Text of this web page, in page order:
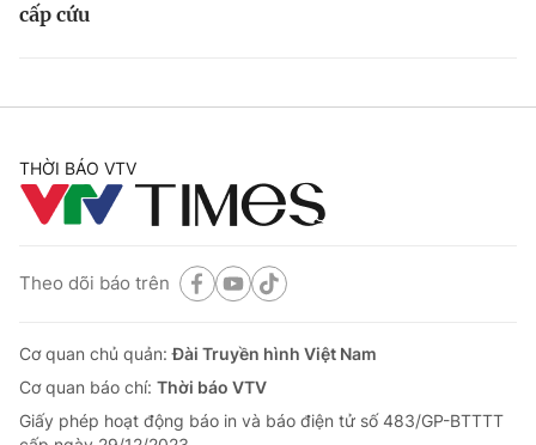
cấp cứu
THỜI BÁO VTV
Theo dõi báo trên
Cơ quan chủ quản:Đài Truyền hình Việt Nam
Cơ quan báo chí: Thời báo VTV
Giấy phép hoạt động báo in và báo điện tử số 483/GP-BTTTT